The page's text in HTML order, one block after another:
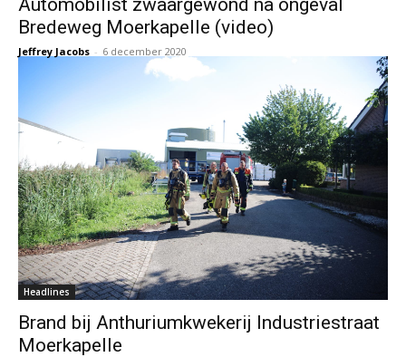
Bredeweg Moerkapelle (video)
Jeffrey Jacobs - 6 december 2020
Headlines
Brand bij Anthuriumkwekerij Industriestraat
Moerkapelle